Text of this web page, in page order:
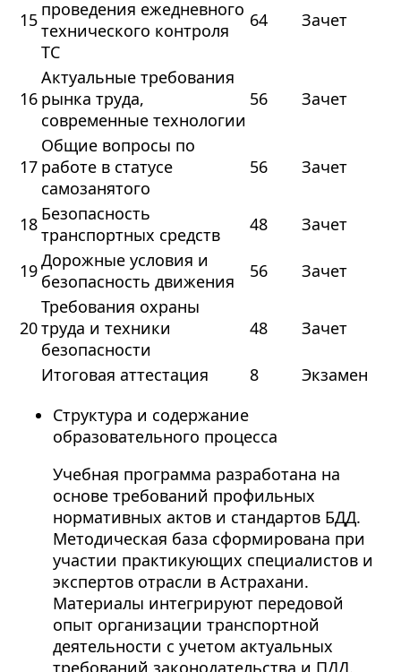
15 проведения ежедневного
технического контроля
ТС
64 Зачет
16
Актуальные требования
рынка труда,
современные технологии
56 Зачет
17
Общие вопросы по
работе в статусе
самозанятого
56 Зачет
18 Безопасность
транспортных средств
48 Зачет
19Дорожные условия и
безопасность движения
56 Зачет
20
Требования охраны
труда и техники
безопасности
48 Зачет
Итоговая аттестация 8
Экзамен
Структура и содержание
образовательного процесса
Учебная программа разработана на
основе требований профильных
нормативных актов и стандартов БДД.
Методическая база сформирована при
участии практикующих специалистов и
экспертов отрасли в Астрахани.
Материалы интегрируют передовой
опыт организации транспортной
деятельности с учетом актуальных